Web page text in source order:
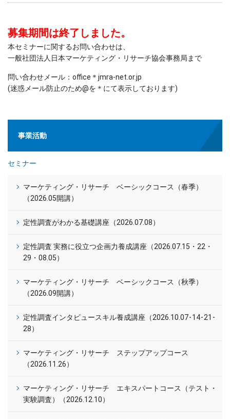
募集期間は終了しました。
本セミナーに関するお問い合わせは、
一般社団法人日本マーケティング・リサーチ協会事務局まで
問い合わせメール：office＊jmra-net.or.jp
(迷惑メール防止のため@を＊にて表示しております)
事業活動
セミナー
マーケティング・リサーチ ベーシックコース（春季）
（2026.05開講）
定性調査がわかる基礎講座（2026.07.08）
定性調査 実務に役立つ企画力養成講座（2026.07.15・22・
29・08.05）
マーケティング・リサーチ ベーシックコース（秋季）
（2026.09開講）
定性調査インタビュースキル養成講座（2026.10.07･14･21･
28）
マーケティング・リサーチ ステップアップコース
（2026.11.26）
マーケティング・リサーチ エキスパートコース（テスト・
実験調査）（2026.12.10）